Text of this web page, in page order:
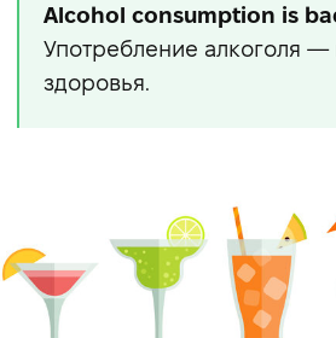
Alcohol consumption is
Употребление алкоголя —
здоровья.